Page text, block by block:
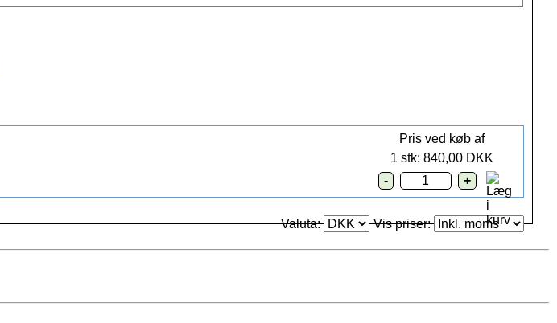
Pris ved køb af
1 stk: 840,00 DKK
Valuta: Vis priser: